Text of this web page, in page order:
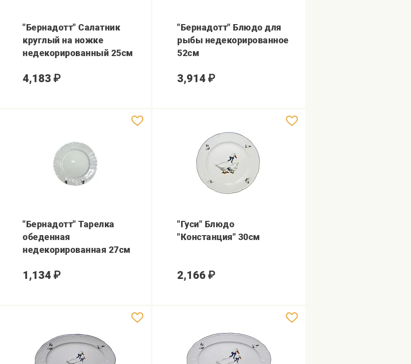
"Бернадотт" Салатник
круглый на ножке
недекорированный 25см
4,183 ₽
"Бернадотт" Блюдо для
рыбы недекорированное
52см
3,914 ₽
"Бернадотт" Тарелка
обеденная
недекорированная 27см
1,134 ₽
"Гуси" Блюдо
"Констанция" 30см
2,166 ₽